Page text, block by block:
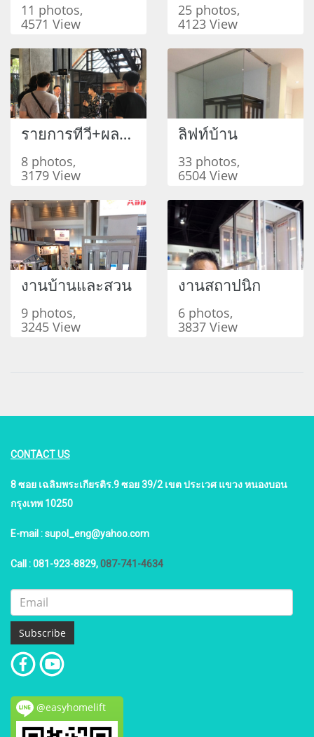
11 photos,
4571 View
25 photos,
4123 View
รายการทีวี+ผลงานออกสื่อ
8 photos,
3179 View
ลิฟท์บ้าน
33 photos,
6504 View
งานบ้านและสวน
9 photos,
3245 View
งานสถาปนิก
6 photos,
3837 View
CONTACT US
8 ซอย เฉลิมพระเกียรติร.9 ซอย 39/2 เขต ประเวศ แขวง หนองบอน
กรุงเทพ 10250
E-mail :supol_eng@yahoo.com
Call :081-923-8829,087-741-4634
Subscribe
@easyhomelift